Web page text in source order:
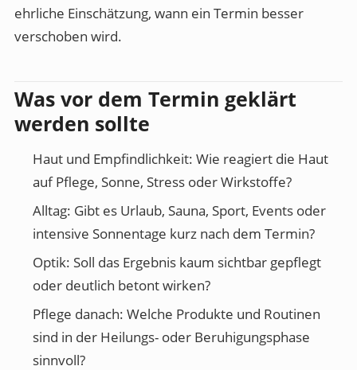
ehrliche Einschätzung, wann ein Termin besser
verschoben wird.
Was vor dem Termin geklärt
werden sollte
Haut und Empfindlichkeit: Wie reagiert die Haut
auf Pflege, Sonne, Stress oder Wirkstoffe?
Alltag: Gibt es Urlaub, Sauna, Sport, Events oder
intensive Sonnentage kurz nach dem Termin?
Optik: Soll das Ergebnis kaum sichtbar gepflegt
oder deutlich betont wirken?
Pflege danach: Welche Produkte und Routinen
sind in der Heilungs- oder Beruhigungsphase
sinnvoll?